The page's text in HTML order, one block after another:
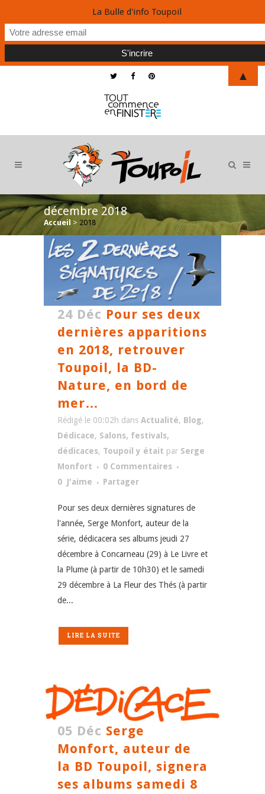
décembre 2018
Accueil > 2018
24 Déc Pour ses deux
dernières apparitions
en 2018, retrouver
Toupoil, la BD-
Nature, en bord de
mer…
Rédigé le 00:02h dans Actualité, Blog,
Dédicace, Salons, festivals,
dédicaces, Toupoil y était par Serge
Monfort
0 Commentaires
0 J'aime Partager
Pour ses deux dernières signatures de
l'année, Serge Monfort, auteur de la
série, dédicacera ses albums jeudi 27
décembre à Concarneau (29) à Le Livre et
la Plume (à partir de 10h30) et le samedi
29 décembre à La Fleur des Thés (à partir
de...
LIRE LA SUITE
05 Déc Serge
Monfort, auteur de
la BD Toupoil, signera
ses albums samedi 8
La Bulle d'info Toupoil
▲